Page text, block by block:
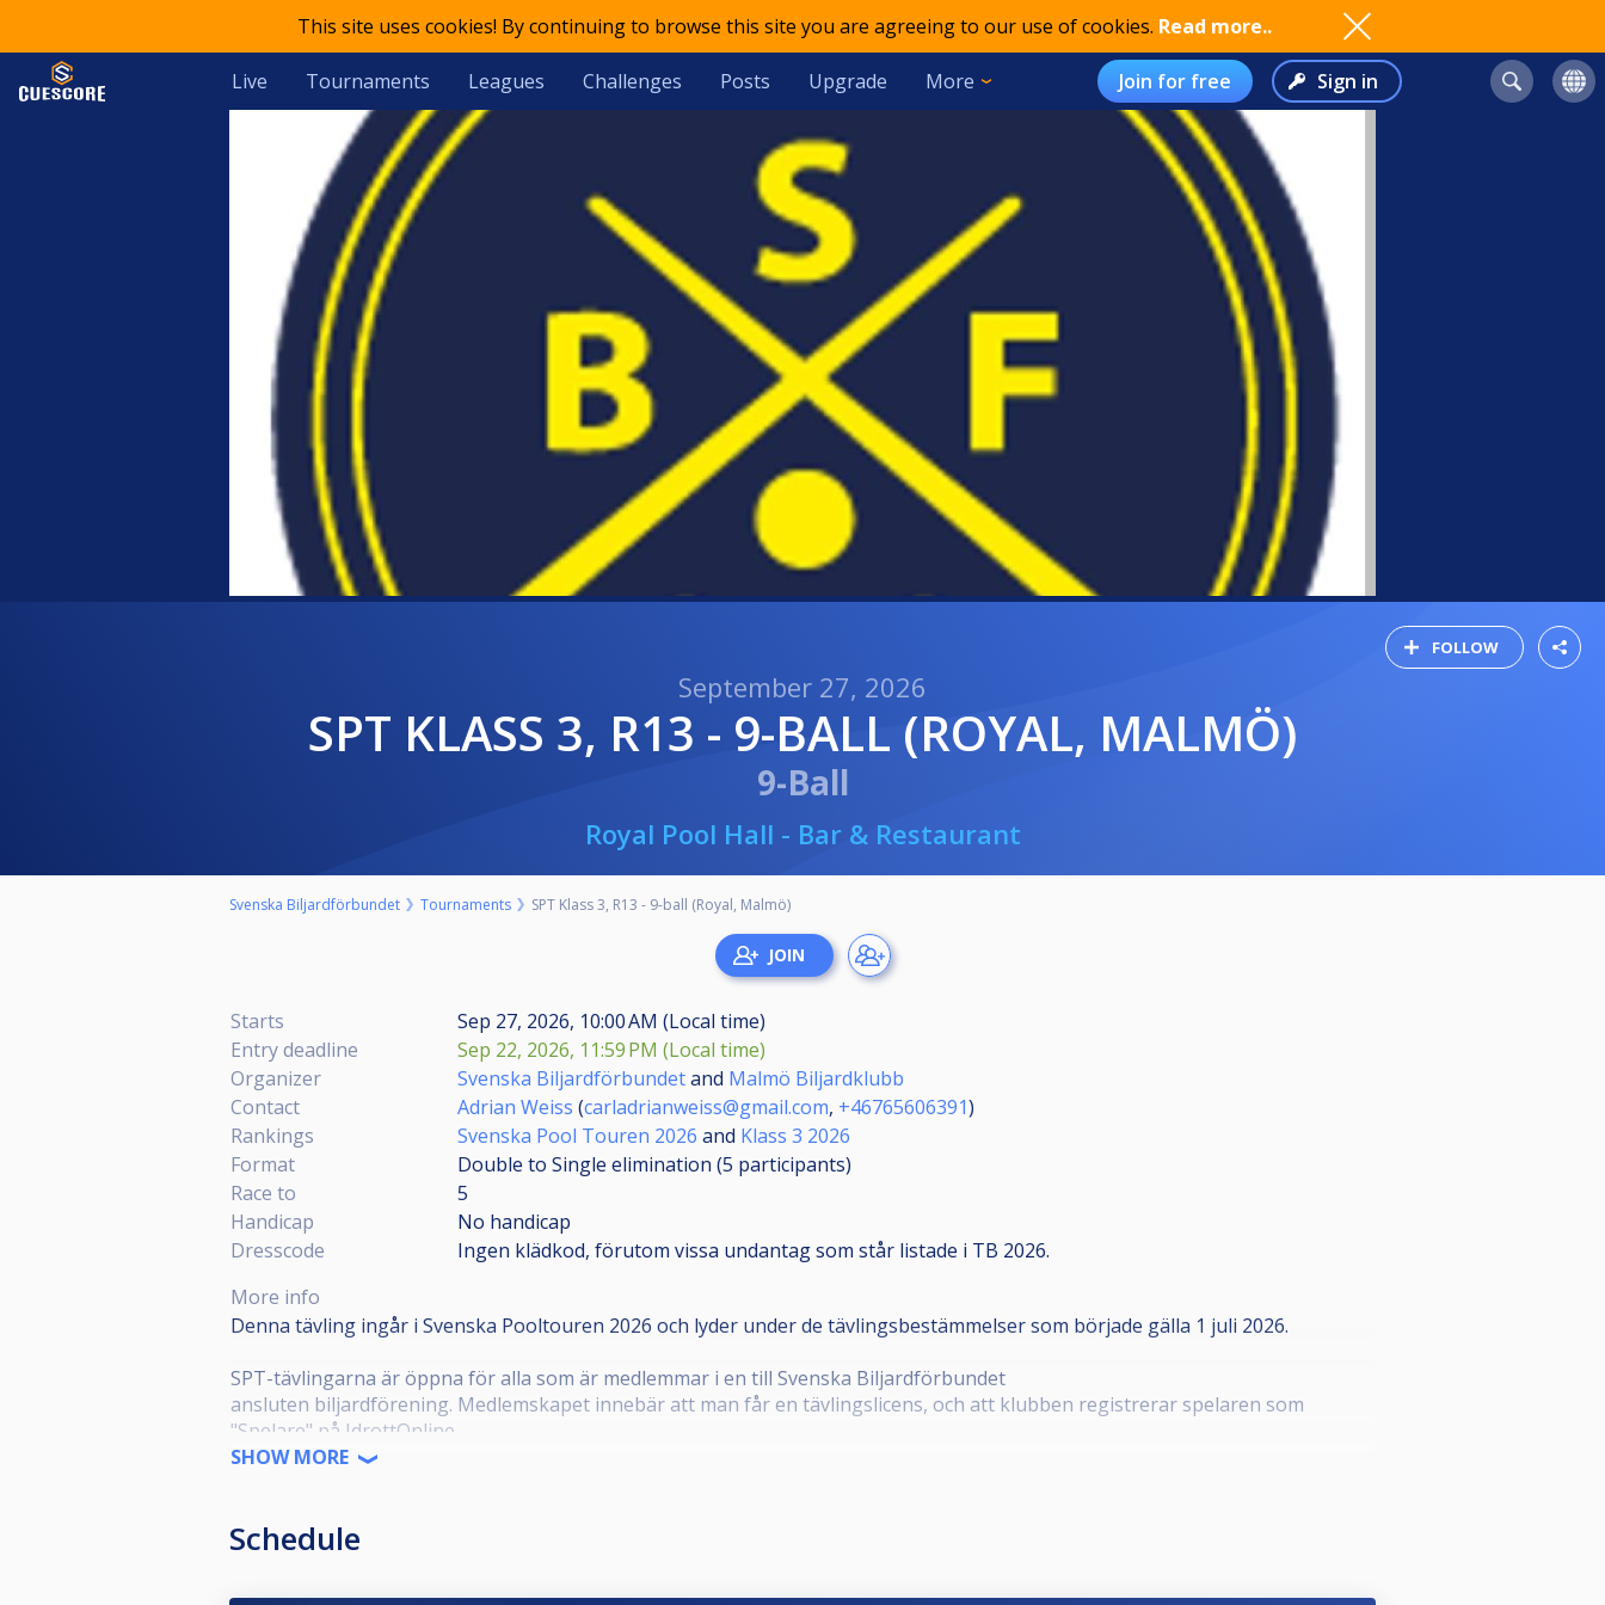
This site uses cookies! By continuing to browse this site you are agreeing to our use of cookies. Read more..
Live Tournaments Leagues Challenges Posts Upgrade More Join for free Sign in
FOLLOW
September 27, 2026
SPT KLASS 3, R13 - 9-BALL (ROYAL, MALMÖ)
9-Ball
Royal Pool Hall - Bar & Restaurant
Svenska Biljardförbundet Tournaments SPT Klass 3, R13 - 9-ball (Royal, Malmö)
Starts
Sep 27, 2026, 10:00 AM (Local time)
Entry deadline
Sep 22, 2026, 11:59 PM (Local time)
Organizer
Svenska Biljardförbundetand Malmö Biljardklubb
Contact
Adrian Weiss (carladrianweiss@gmail.com, +46765606391)
Rankings
Svenska Pool Touren 2026 and Klass 3 2026
Format
Double to Single elimination (5 participants)
Race to
5
Handicap
No handicap
Dresscode
Ingen klädkod, förutom vissa undantag som står listade i TB 2026.
More info
Denna tävling ingår i Svenska Pooltouren 2026 och lyder under de tävlingsbestämmelser som började gälla 1 juli 2026.
SPT-tävlingarna är öppna för alla som är medlemmar i en till Svenska Biljardförbundet
ansluten biljardförening. Medlemskapet innebär att man får en tävlingslicens, och att klubben registrerar spelaren som
"Spelare" på IdrottOnline.
SHOW MORE
Schedule